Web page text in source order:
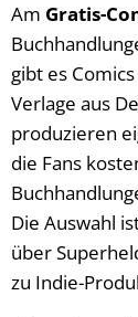
Am Gratis-
gibt es
Verlage aus
produzieren
die Fans
Die Auswahl
über
zu Indie-